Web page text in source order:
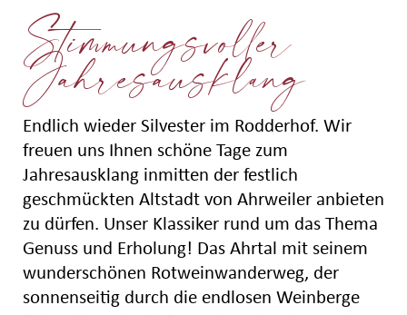
Stimmungsvoller
Jahresausklang
Endlich wieder Silvester im Rodderhof. Wir
freuen uns Ihnen schöne Tage zum
Jahresausklang inmitten der festlich
geschmückten Altstadt von Ahrweiler anbieten
zu dürfen. Unser Klassiker rund um das Thema
Genuss und Erholung! Das Ahrtal mit seinem
wunderschönen Rotweinwanderweg, der
sonnenseitig durch die endlosen Weinberge